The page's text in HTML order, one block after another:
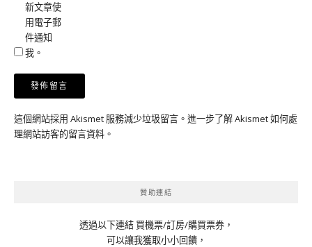
新文章使
用電子郵
件通知
我。
這個網站採用 Akismet 服務減少垃圾留言。 進一步了解 Akismet 如何處
理網站訪客的留言資料 。
贊助連結
透過以下連結 買機票/訂房/購買票券，
可以讓我獲取小小回饋，